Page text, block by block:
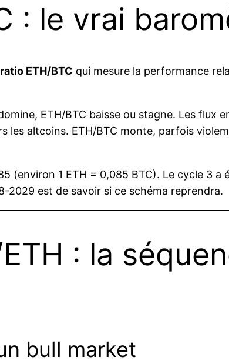
: le vrai
ratio ETH/BTC qui mesure la performance
ETH/BTC baisse ou stagne. Les flux
les altcoins. ETH/BTC monte, parfois
(environ 1 ETH = 0,085 BTC). Le cycle 3
2029 est de savoir si ce schéma reprendra.
: la
bull market